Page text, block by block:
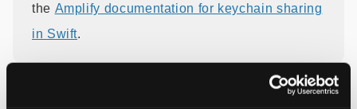
the Amplify documentation for keychain sharing
in Swift.